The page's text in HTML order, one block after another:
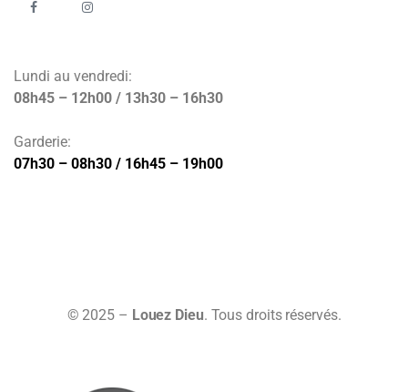
Lundi au vendredi:
08h45 – 12h00 / 13h30 – 16h30
Garderie:
07h30 – 08h30 / 16h45 – 19h00
© 2025 – Louez Dieu. Tous droits réservés.